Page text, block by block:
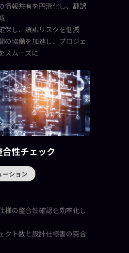
情報共有を円滑化し、翻訳
保し、誤訳リスクを低減
の協働を加速し、プロジェ
スムーズに
性チェック
ーション
様の整合性確認を効率化し
クト数と設計仕様書の突合